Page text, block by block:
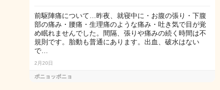
前駆陣痛について…昨夜、就寝中に・お腹の張り・下腹
部の痛み・腰痛・生理痛のような痛み・吐き気で目が覚
め眠れませんでした。間隔、張りや痛みの続く時間は不
規則です。胎動も普通にあります。出血、破水はない
で…
2月20日
ポニョッポニョ